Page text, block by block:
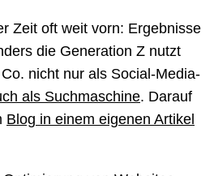
Zeit oft weit vorn: Ergebnisse
die Generation Z nutzt
nicht nur als Social-Media-
als Suchmaschine. Darauf
Blog in einem eigenen Artikel